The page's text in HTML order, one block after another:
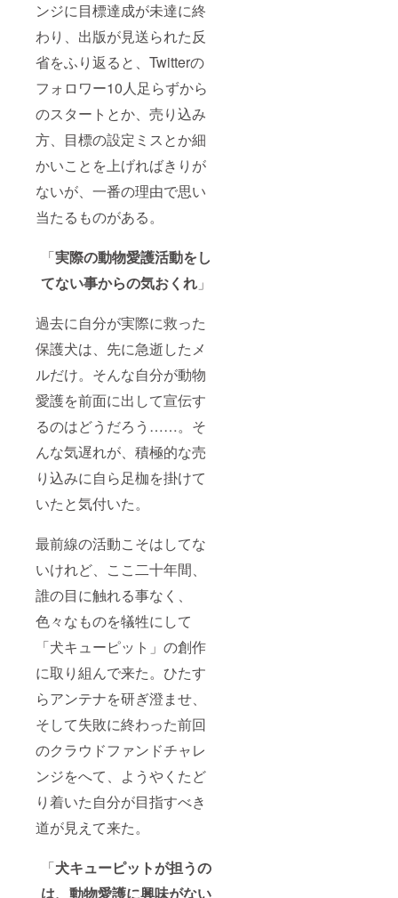
ンジに目標達成が未達に終
わり、出版が見送られた反
省をふり返ると、Twitterの
フォロワー10人足らずから
のスタートとか、売り込み
方、目標の設定ミスとか細
かいことを上げればきりが
ないが、一番の理由で思い
当たるものがある。
「実際の動物愛護活動をし
てない事からの気おくれ 」
過去に自分が実際に救った
保護犬は、先に急逝したメ
ルだけ。そんな自分が動物
愛護を前面に出して宣伝す
るのはどうだろう……。そ
んな気遅れが、積極的な売
り込みに自ら足枷を掛けて
いたと気付いた。
最前線の活動こそはしてな
いけれど、ここ二十年間、
誰の目に触れる事なく、
色々なものを犠牲にして
「犬キューピット」の創作
に取り組んで来た。ひたす
らアンテナを研ぎ澄ませ、
そして失敗に終わった前回
のクラウドファンドチャレ
ンジをへて、ようやくたど
り着いた自分が目指すべき
道が見えて来た。
「犬キューピットが担うの
は、動物愛護に興味がない